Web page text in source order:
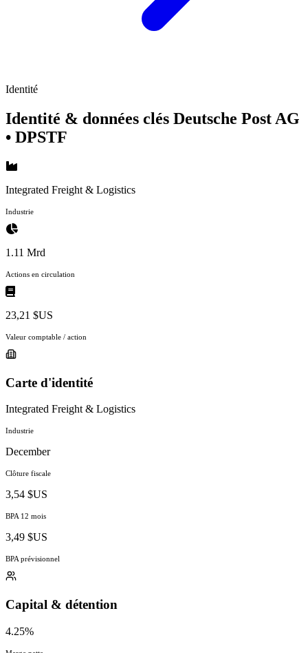
Identité
Identité & données clés Deutsche Post AG
• DPSTF
Integrated Freight & Logistics
Industrie
1.11 Mrd
Actions en circulation
23,21 $US
Valeur comptable / action
Carte d'identité
Integrated Freight & Logistics
Industrie
December
Clôture fiscale
3,54 $US
BPA 12 mois
3,49 $US
BPA prévisionnel
Capital & détention
4.25%